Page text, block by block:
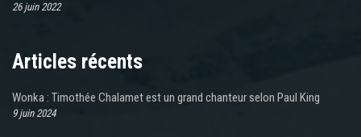
26 juin 2022
Articles récents
Wonka : Timothée Chalamet est un grand chanteur selon Paul King
9 juin 2024